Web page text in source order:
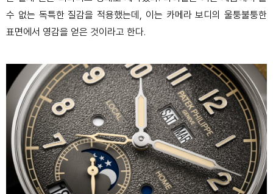
수 없는 독특한 질감을 적용했는데, 이는 카메라 보디의 울퉁불퉁한
표면에서 영감을 얻은 것이라고 한다.